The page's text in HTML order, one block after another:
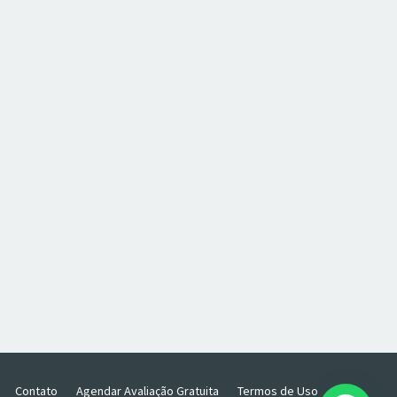
Contato Agendar Avaliação Gratuita Termos de Uso